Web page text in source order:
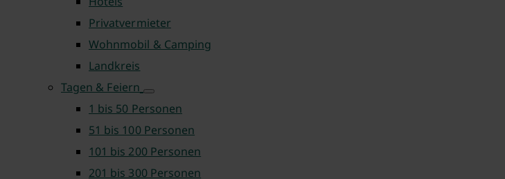
Privatvermieter
Wohnmobil & Camping
Landkreis
Tagen & Feiern
1 bis 50 Personen
51 bis 100 Personen
101 bis 200 Personen
201 bis 300 Personen